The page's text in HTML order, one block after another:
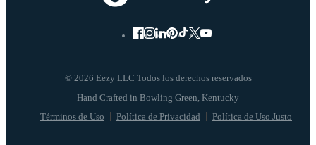
© 2026 Eezy LLC Todos los derechos reservados
Términos de Uso Política de Privacidad Política de Uso Justo